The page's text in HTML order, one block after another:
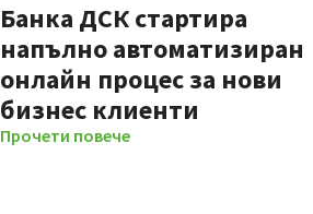
Банка ДСК стартира
напълно автоматизиран
онлайн процес за нови
бизнес клиенти
Прочети повече